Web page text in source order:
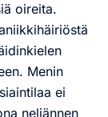
oireita.
Menin
ei
neljännen